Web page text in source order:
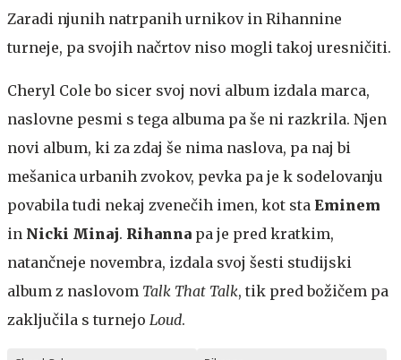
Zaradi njunih natrpanih urnikov in Rihannine
turneje, pa svojih načrtov niso mogli takoj uresničiti.
Cheryl Cole bo sicer svoj novi album izdala marca,
naslovne pesmi s tega albuma pa še ni razkrila. Njen
novi album, ki za zdaj še nima naslova, pa naj bi
mešanica urbanih zvokov, pevka pa je k sodelovanju
povabila tudi nekaj zvenečih imen, kot sta Eminem
in Nicki Minaj. Rihanna pa je pred kratkim,
natančneje novembra, izdala svoj šesti studijski
album z naslovom Talk That Talk, tik pred božičem pa
zaključila s turnejo Loud.